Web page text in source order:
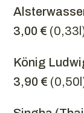
3,00 €
König
3,90 €